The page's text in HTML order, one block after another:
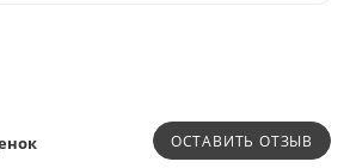
ОСТАВИТЬ ОТЗЫВ